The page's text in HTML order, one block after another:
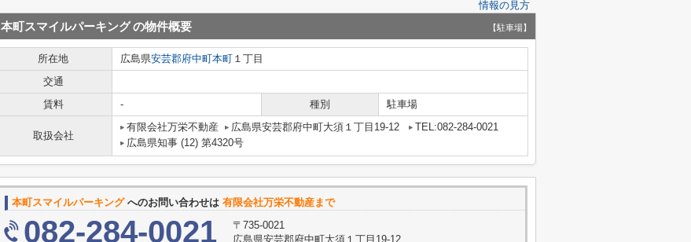
情報の見方
本町スマイルパーキングの物件概要 【駐車場】
所在地 広島県安芸郡府中町本町 １丁目
交通
賃料
- 種別 駐車場
取扱会社
有限会社万栄不動産 広島県安芸郡府中町大須１丁目19-12
TEL:082-284-0021
広島県知事 (12) 第4320号
本町スマイルパーキングへのお問い合わせは 有限会社万栄不動産まで
082-284-0021
〒735-0021
広島県安芸郡府中町大須１丁目19-12